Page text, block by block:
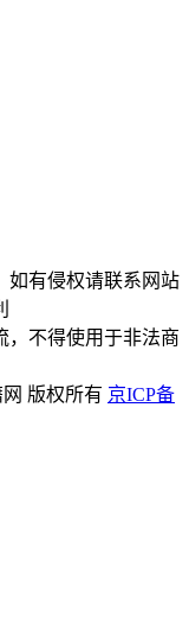
如有侵权请联系网站
，不得使用于非法商
网 版权所有 京ICP备